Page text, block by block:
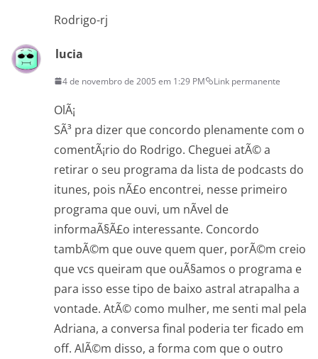
Rodrigo-rj
lucia
4 de novembro de 2005 em 1:29 PM Link permanente
OlÃ¡
SÃ³ pra dizer que concordo plenamente com o
comentÃ¡rio do Rodrigo. Cheguei atÃ© a
retirar o seu programa da lista de podcasts do
itunes, pois nÃ£o encontrei, nesse primeiro
programa que ouvi, um nÃ­vel de
informaÃ§Ã£o interessante. Concordo
tambÃ©m que ouve quem quer, porÃ©m creio
que vcs queiram que ouÃ§amos o programa e
para isso esse tipo de baixo astral atrapalha a
vontade. AtÃ© como mulher, me senti mal pela
Adriana, a conversa final poderia ter ficado em
off. AlÃ©m disso, a forma com que o outro